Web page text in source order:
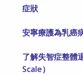
症狀
安寧療護為乳癌
了解失智症整
Scale）